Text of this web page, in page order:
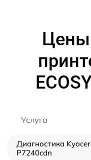
Цены
Услуга
Диагностика
P7240cdn